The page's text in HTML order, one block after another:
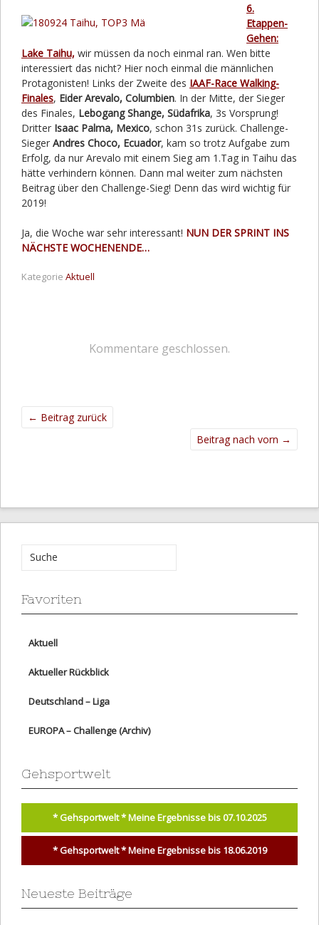
6.
Etappen-
Gehen:
Lake Taihu, wir müssen da noch einmal ran. Wen bitte
interessiert das nicht? Hier noch einmal die männlichen
Protagonisten! Links der Zweite des IAAF-Race Walking-
Finales, Eider Arevalo, Columbien. In der Mitte, der Sieger
des Finales, Lebogang Shange, Südafrika, 3s Vorsprung!
Dritter Isaac Palma, Mexico, schon 31s zurück. Challenge-
Sieger Andres Choco, Ecuador, kam so trotz Aufgabe zum
Erfolg, da nur Arevalo mit einem Sieg am 1.Tag in Taihu das
hätte verhindern können. Dann mal weiter zum nächsten
Beitrag über den Challenge-Sieg! Denn das wird wichtig für
2019!
Ja, die Woche war sehr interessant! NUN DER SPRINT INS
NÄCHSTE WOCHENENDE…
Kategorie Aktuell
Kommentare geschlossen.
← Beitrag zurück
Beitrag nach vorn →
Favoriten
Aktuell
Aktueller Rückblick
Deutschland – Liga
EUROPA – Challenge (Archiv)
Gehsportwelt
* Gehsportwelt * Meine Ergebnisse bis 07.10.2025
* Gehsportwelt * Meine Ergebnisse bis 18.06.2019
Neueste Beiträge